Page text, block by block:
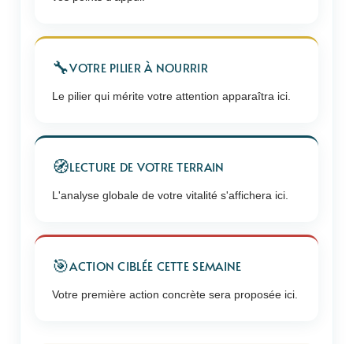
🔧VOTRE PILIER À NOURRIR
Le pilier qui mérite votre attention apparaîtra ici.
🧭LECTURE DE VOTRE TERRAIN
L'analyse globale de votre vitalité s'affichera ici.
🎯ACTION CIBLÉE CETTE SEMAINE
Votre première action concrète sera proposée ici.